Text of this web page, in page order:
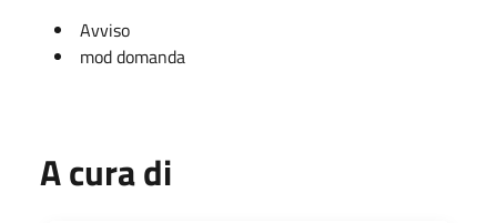
Avviso
mod domanda
A cura di